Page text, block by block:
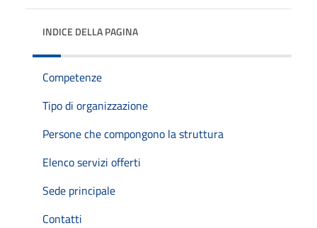
INDICE DELLA PAGINA
Competenze
Tipo di organizzazione
Persone che compongono la struttura
Elenco servizi offerti
Sede principale
Contatti